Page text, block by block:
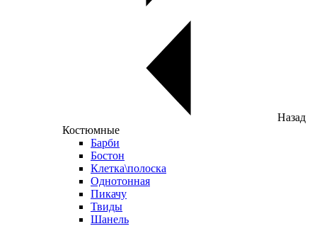
Назад
Костюмные
Барби
Бостон
Клетка\полоска
Однотонная
Пикачу
Твиды
Шанель